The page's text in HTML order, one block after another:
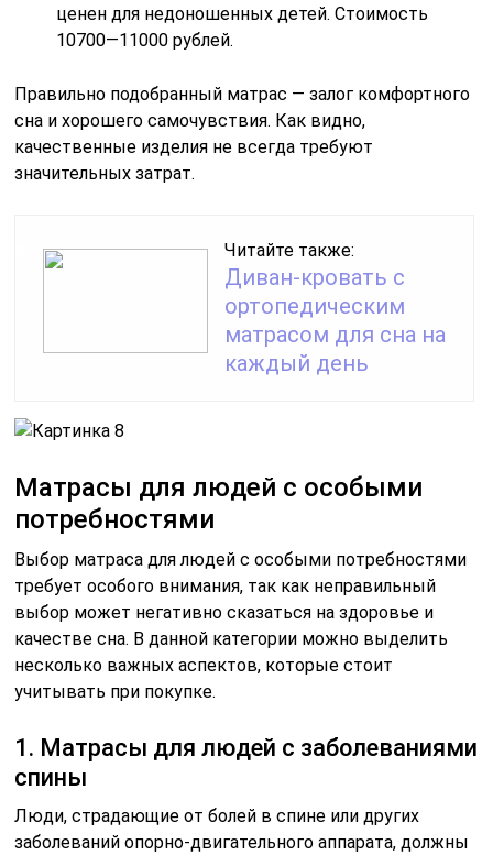
ценен для недоношенных детей. Стоимость
10700—11000 рублей.
Правильно подобранный матрас — залог комфортного
сна и хорошего самочувствия. Как видно,
качественные изделия не всегда требуют
значительных затрат.
Читайте также:
Диван-кровать с
ортопедическим
матрасом для сна на
каждый день
Матрасы для людей с особыми
потребностями
Выбор матраса для людей с особыми потребностями
требует особого внимания, так как неправильный
выбор может негативно сказаться на здоровье и
качестве сна. В данной категории можно выделить
несколько важных аспектов, которые стоит
учитывать при покупке.
1. Матрасы для людей с заболеваниями
спины
Люди, страдающие от болей в спине или других
заболеваний опорно-двигательного аппарата, должны